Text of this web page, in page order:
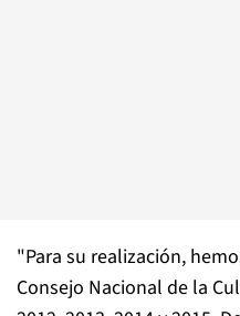
"Para su realización,
Consejo Nacional de la